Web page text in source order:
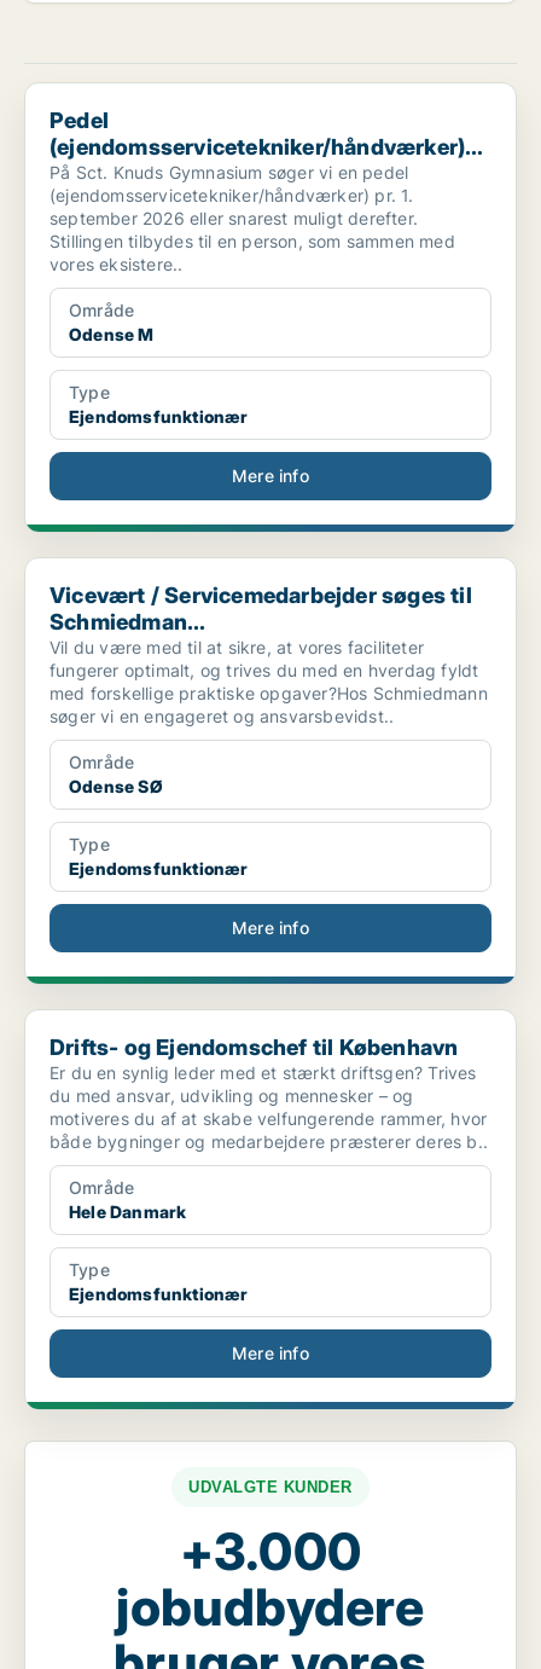
Pedel (ejendomsservicetekniker/håndværker) Sct. Kn...
Pedel
(ejendomsservicetekniker/håndværker)
Sct. Kn...
På Sct. Knuds Gymnasium søger vi en pedel
(ejendomsservicetekniker/håndværker) pr. 1.
september 2026 eller snarest muligt derefter.
Stillingen tilbydes til en person, som sammen med
vores eksistere..
Område
Odense M
Type
Ejendomsfunktionær
Mere info
Vicevært / Servicemedarbejder søges til Schmiedman...
Vicevært / Servicemedarbejder søges til
Schmiedman...
Vil du være med til at sikre, at vores faciliteter
fungerer optimalt, og trives du med en hverdag fyldt
med forskellige praktiske opgaver?Hos Schmiedmann
søger vi en engageret og ansvarsbevidst..
Område
Odense SØ
Type
Ejendomsfunktionær
Mere info
Drifts- og Ejendomschef til København
Drifts- og Ejendomschef til København
Er du en synlig leder med et stærkt driftsgen? Trives
du med ansvar, udvikling og mennesker – og
motiveres du af at skabe velfungerende rammer, hvor
både bygninger og medarbejdere præsterer deres b..
Område
Hele Danmark
Type
Ejendomsfunktionær
Mere info
UDVALGTE KUNDER
+3.000
jobudbydere